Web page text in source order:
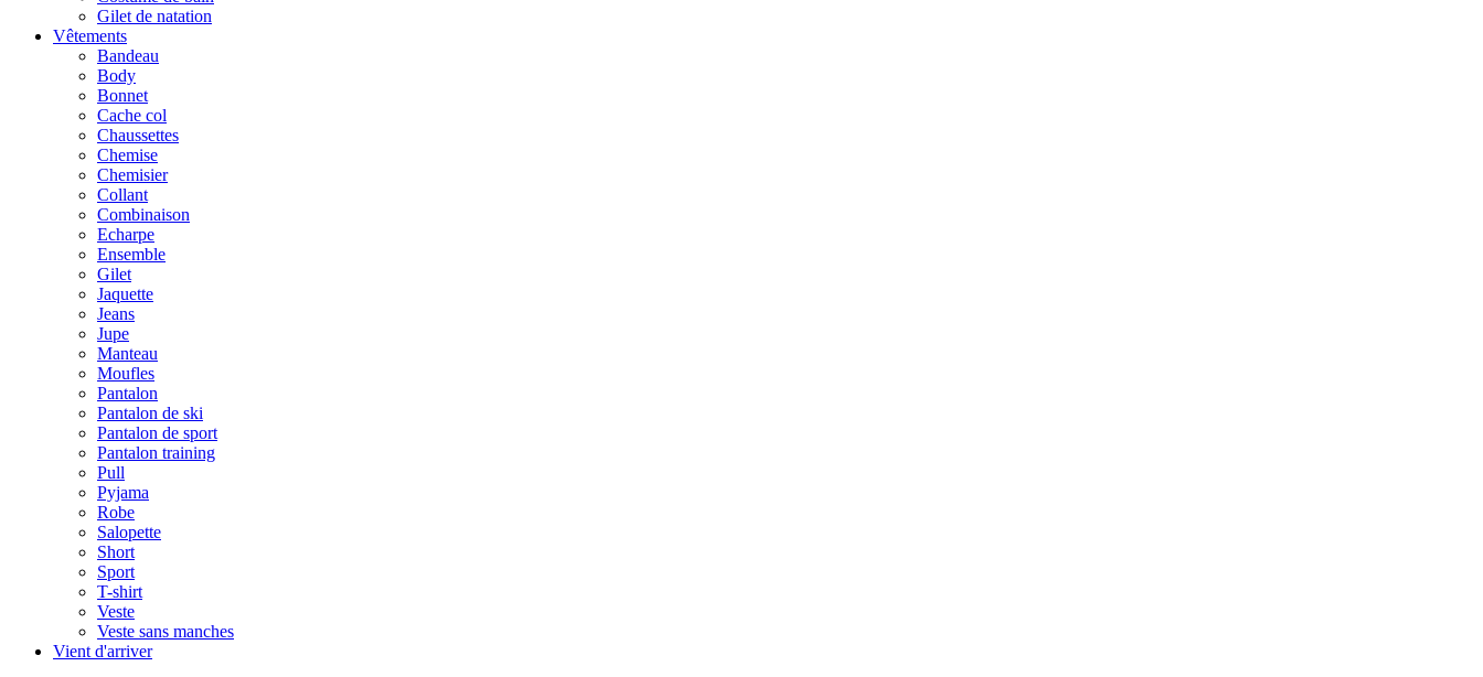
Gilet de natation
Vêtements
Bandeau
Body
Bonnet
Cache col
Chaussettes
Chemise
Chemisier
Collant
Combinaison
Echarpe
Ensemble
Gilet
Jaquette
Jeans
Jupe
Manteau
Moufles
Pantalon
Pantalon de ski
Pantalon de sport
Pantalon training
Pull
Pyjama
Robe
Salopette
Short
Sport
T-shirt
Veste
Veste sans manches
Vient d'arriver